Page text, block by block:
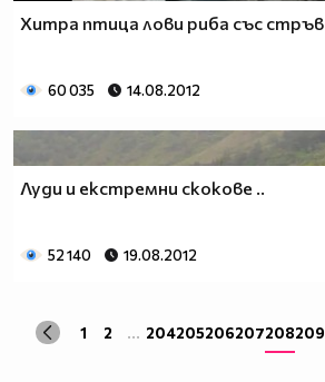
Хитра птица лови риба със стръв
60 035 14.08.2012
Луди и екстремни скокове ..
52 140 19.08.2012
1 2 ... 204205206207208209